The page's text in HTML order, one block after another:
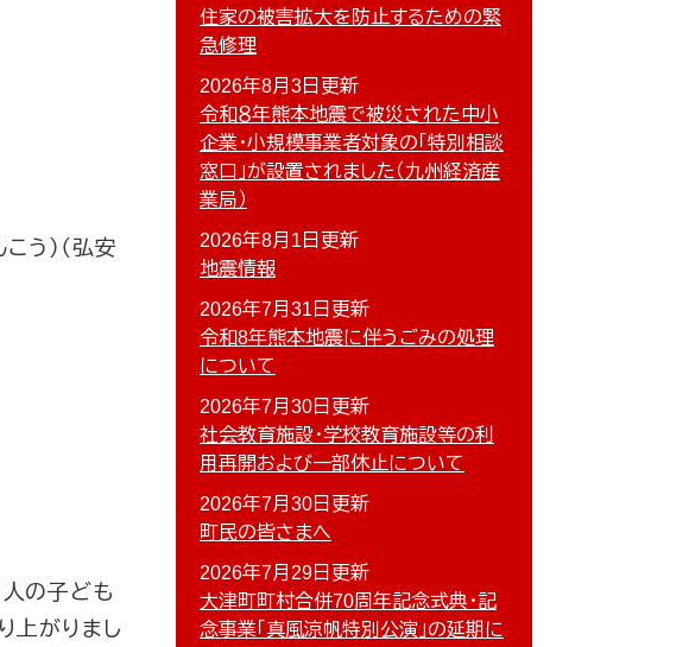
う）（弘安
の子ども
上がりまし
住家の被害拡大を防止するための緊
急修理
2026年8月3日更新
令和８年熊本地震で被災された中小
企業・小規模事業者対象の「特別相談
窓口」が設置されました（九州経済産
業局）
2026年8月1日更新
地震情報
2026年7月31日更新
令和8年熊本地震に伴うごみの処理
について
2026年7月30日更新
社会教育施設・学校教育施設等の利
用再開および一部休止について
2026年7月30日更新
町民の皆さまへ
2026年7月29日更新
大津町町村合併70周年記念式典・記
念事業「真風涼帆特別公演」の延期に